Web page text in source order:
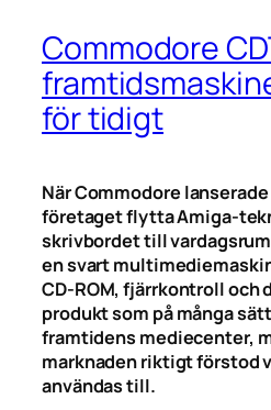
Commodore
för tidigt
När Commodore lanserade
företaget flytta Amiga-
skrivbordet till
en svart
CD-ROM, fjärrkontroll och
produkt som på många
framtidens mediecenter,
marknaden riktigt förstod
användas till.